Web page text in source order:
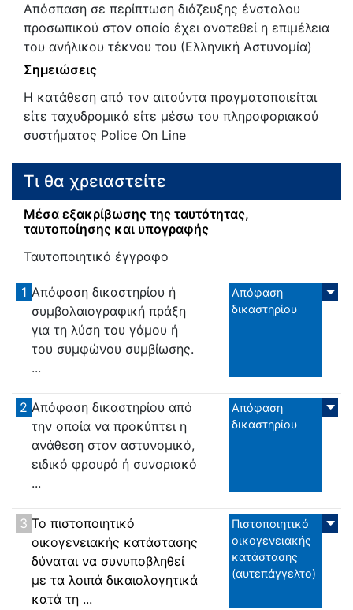
Απόσπαση σε περίπτωση διάζευξης ένστολου
προσωπικού στον οποίο έχει ανατεθεί η επιμέλεια
του ανήλικου τέκνου του (Ελληνική Αστυνομία)
Σημειώσεις
Η κατάθεση από τον αιτούντα πραγματοποιείται
είτε ταχυδρομικά είτε μέσω του πληροφοριακού
συστήματος Police On Line
Τι θα χρειαστείτε
Μέσα εξακρίβωσης της ταυτότητας,
ταυτοποίησης και υπογραφής
Ταυτοποιητικό έγγραφο
1 Απόφαση δικαστηρίου ή
συμβολαιογραφική πράξη
για τη λύση του γάμου ή
του συμφώνου συμβίωσης.
...
Απόφαση
δικαστηρίου
2 Απόφαση δικαστηρίου από
την οποία να προκύπτει η
ανάθεση στον αστυνομικό,
ειδικό φρουρό ή συνοριακό
...
Απόφαση
δικαστηρίου
3 Το πιστοποιητικό
οικογενειακής κατάστασης
δύναται να συνυποβληθεί
με τα λοιπά δικαιολογητικά
κατά τη ...
Πιστοποιητικό
οικογενειακής
κατάστασης
(αυτεπάγγελτο)